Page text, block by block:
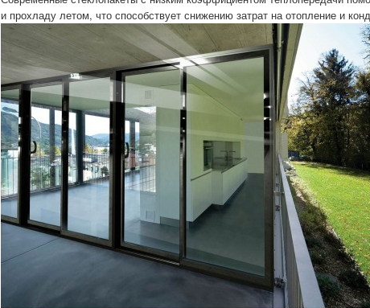
и прохладу летом, что способствует снижению затрат на отопление и